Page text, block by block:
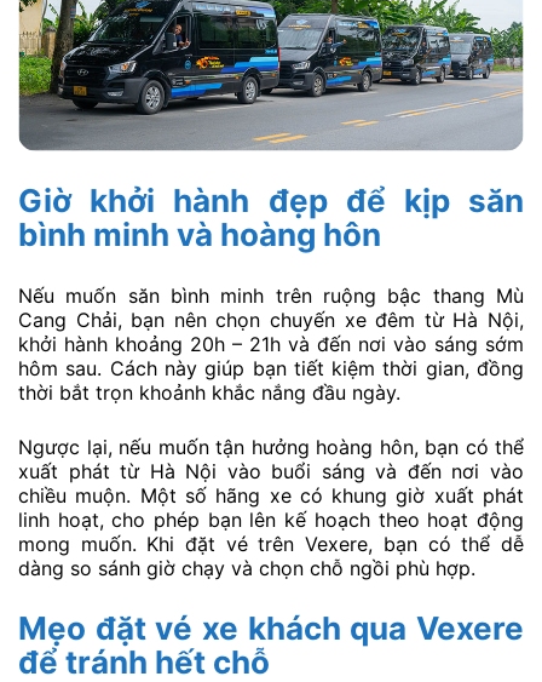
Giờ khởi hành đẹp để kịp săn
bình minh và hoàng hôn
Nếu muốn săn bình minh trên ruộng bậc thang Mù
Cang Chải, bạn nên chọn chuyến xe đêm từ Hà Nội,
khởi hành khoảng 20h – 21h và đến nơi vào sáng sớm
hôm sau. Cách này giúp bạn tiết kiệm thời gian, đồng
thời bắt trọn khoảnh khắc nắng đầu ngày.
Ngược lại, nếu muốn tận hưởng hoàng hôn, bạn có thể
xuất phát từ Hà Nội vào buổi sáng và đến nơi vào
chiều muộn. Một số hãng xe có khung giờ xuất phát
linh hoạt, cho phép bạn lên kế hoạch theo hoạt động
mong muốn. Khi đặt vé trên Vexere, bạn có thể dễ
dàng so sánh giờ chạy và chọn chỗ ngồi phù hợp.
Mẹo đặt vé xe khách qua Vexere
để tránh hết chỗ